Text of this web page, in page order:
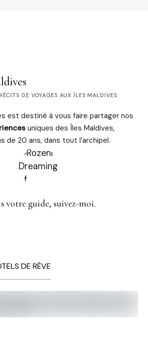
DE VOYAGES AUX ÎLES MALDIVES
est destiné à vous faire partager nos
uniques des Îles Maldives,
de 20 ans, dans tout l’archipel.
votre guide, suivez-moi.
DE RÊVE